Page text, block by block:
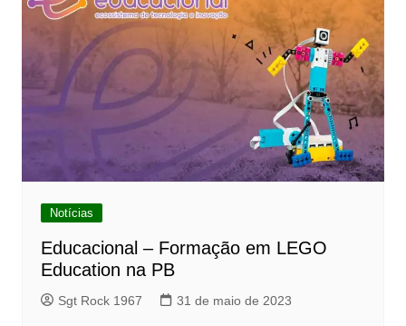
Notícias
Educacional – Formação em LEGO
Education na PB
Sgt Rock 1967 31 de maio de 2023